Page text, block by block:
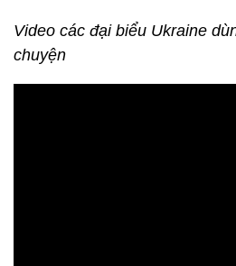
Video các đại biểu Ukraine
chuyện